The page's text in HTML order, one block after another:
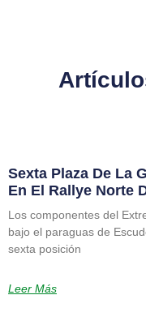
Sexta Plaza De La
En El Rallye Norte
Los componentes del
bajo el paraguas de
sexta posición
Leer Más